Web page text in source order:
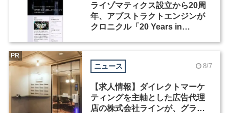
ライゾマティクス設立から20周
年、アブストラクトエンジンが
クロニクル「20 Years in
ニュース 8/7
【求人情報】ダイレクトマーケ
ティングを主軸とした広告代理
店の株式会社ラインが、グラフ
PR